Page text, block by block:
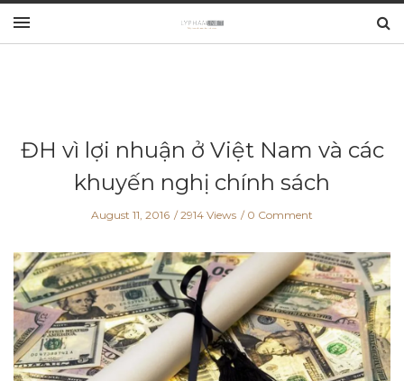
ĐH vì lợi nhuận ở Việt Nam và các
khuyến nghị chính sách
August 11, 2016 2914 Views 0 Comment